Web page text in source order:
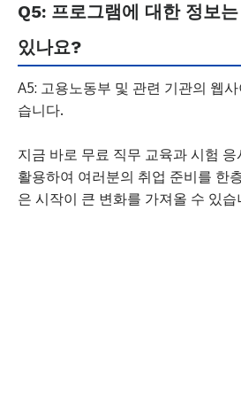
Q5: 프로그램에 대한 정보
있나요?
A5: 고용노동부 및 관련 기관의 웹
습니다.
지금 바로 무료 직무 교육과 시험
활용하여 여러분의 취업 준비를 한
은 시작이 큰 변화를 가져올 수 있습